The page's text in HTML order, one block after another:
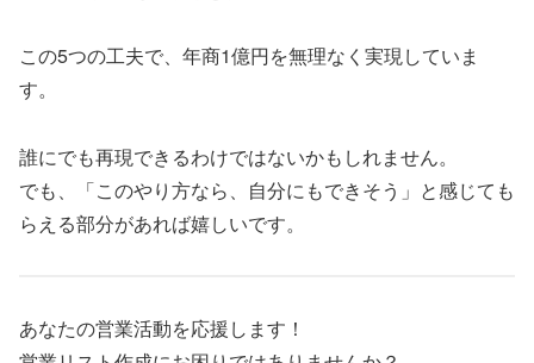
この5つの工夫で、年商1億円を無理なく実現していま
す。
誰にでも再現できるわけではないかもしれません。
でも、「このやり方なら、自分にもできそう」と感じても
らえる部分があれば嬉しいです。
あなたの営業活動を応援します！